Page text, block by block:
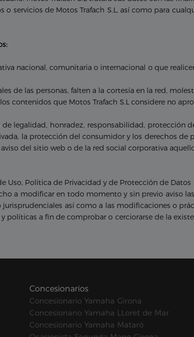
servicios de Motos Trafach S.L, así como para
nacional, comunitaria o internacional o que
de las personas, falten a la cortesía en la red,
contenidos que Motos Trafach S.L considere no
legalidad, honradez, responsabilidad,
la protección del consumidor y los derechos de
del sitio web o de la red social corporativa
Uso, Política de Privacidad y de Protección de Datos
a modificar en todo momento y sin previo aviso
jurisprudenciales así como a las modificaciones o
políticas a fin de comprobar o cerciorarse de la
Concesionarios
Concesionario Yamaha Girona
Concesionario Yamaha LLoret de Mar
Concesionario Yamaha Mataró